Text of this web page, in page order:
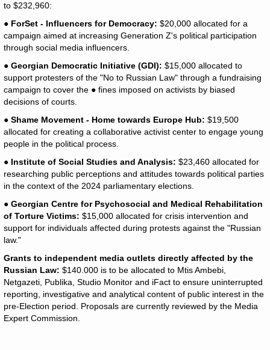
to $232,960:
● ForSet - Influencers for Democracy: $20,000 allocated for a
campaign aimed at increasing Generation Z's political participation
through social media influencers.
● Georgian Democratic Initiative (GDI): $15,000 allocated to
support protesters of the "No to Russian Law" through a fundraising
campaign to cover the ● fines imposed on activists by biased
decisions of courts.
● Shame Movement - Home towards Europe Hub: $19,500
allocated for creating a collaborative activist center to engage young
people in the political process.
● Institute of Social Studies and Analysis: $23,460 allocated for
researching public perceptions and attitudes towards political parties
in the context of the 2024 parliamentary elections.
● Georgian Centre for Psychosocial and Medical Rehabilitation
of Torture Victims: $15,000 allocated for crisis intervention and
support for individuals affected during protests against the "Russian
law."
Grants to independent media outlets directly affected by the
Russian Law: $140.000 is to be allocated to Mtis Ambebi,
Netgazeti, Publika, Studio Monitor and iFact to ensure uninterrupted
reporting, investigative and analytical content of public interest in the
pre-Election period. Proposals are currently reviewed by the Media
Expert Commission.